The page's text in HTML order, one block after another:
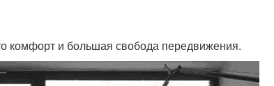
комфорт и большая свобода передвижения.